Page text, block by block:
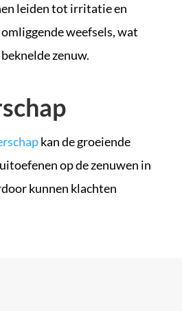
leiden tot irritatie en
weefsels, wat
zenuw.
kan de groeiende
op de zenuwen in
kunnen klachten